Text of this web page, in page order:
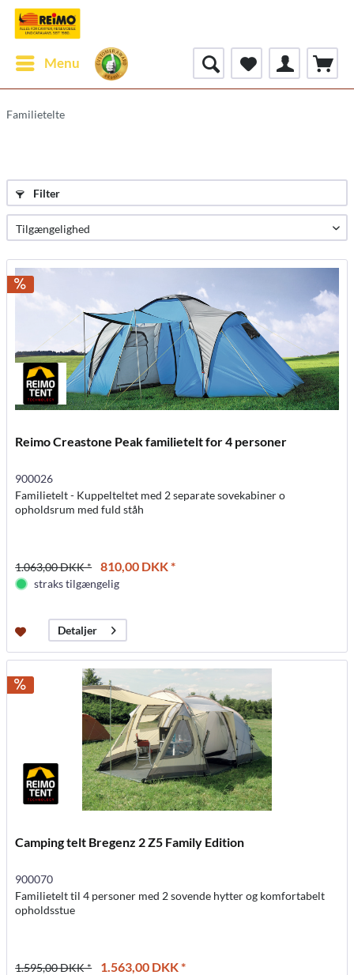
Menu
Familietelte
Filter
Reimo Creastone Peak familietelt for 4 personer
900026
Familietelt - Kuppelteltet med 2 separate sovekabiner o
opholdsrum med fuld ståh
1.063,00 DKK * 810,00 DKK *
straks tilgængelig
Detaljer
Camping telt Bregenz 2 Z5 Family Edition
900070
Familietelt til 4 personer med 2 sovende hytter og komfortabelt
opholdsstue
1.595,00 DKK * 1.563,00 DKK *